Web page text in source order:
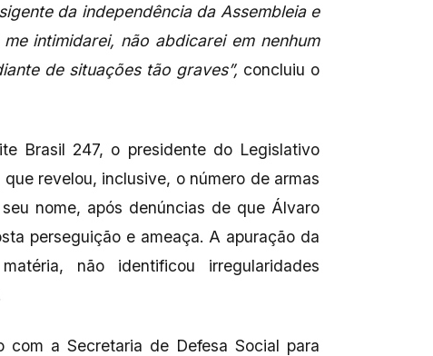
da independência da Assembleia e
intimidarei, não abdicarei em nenhum
de situações tão graves”, concluiu o
Brasil 247, o presidente do Legislativo
revelou, inclusive, o número de armas
nome, após denúncias de que Álvaro
perseguição e ameaça. A apuração da
não identificou irregularidades
com a Secretaria de Defesa Social para